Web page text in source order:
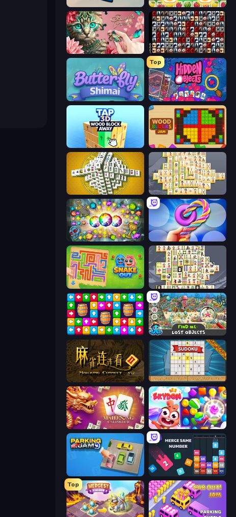
Tasty Match: Mahjong Pairs
Favorite Puzzles War Mahjong
Butterfly Shimai
Top
Hidden Objects
Wood Blocks Jam
Mahjong Tower Mahjong Online
Forgotten Treasure 2 Twisted Tangle
Snake Out: Maze Escape Mahjong Titans
Tap Away Story Find Me: Lost Objects
Mahjong Connect 2 (Legacy) Sudoku Online
Mahjong Unlimited Skydom
Drop & Merge the Numbers
Top